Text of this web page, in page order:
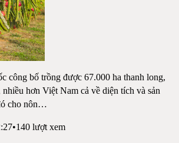
công bố trồng được 67.000 ha thanh long,
hơn Việt Nam cả về diện tích và sản
cho nôn…
•140 lượt xem